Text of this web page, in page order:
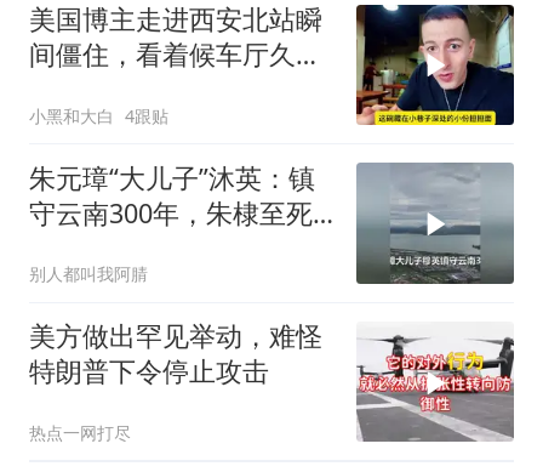
美国博主走进西安北站瞬
间僵住，看着候车厅久久
小黑和大白 4跟贴
朱元璋“大儿子”沐英：镇
守云南300年，朱棣至死
别人都叫我阿腈
美方做出罕见举动，难怪
特朗普下令停止攻击
热点一网打尽